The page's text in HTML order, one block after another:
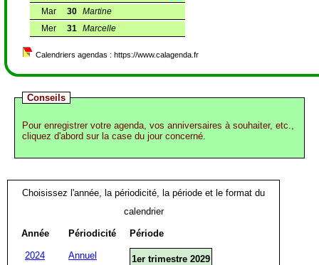
Mar
30 Martine
Mer
31 Marcelle
Calendriers agendas : https://www.calagenda.fr
Conseils
Pour enregistrer votre agenda, vos anniversaires à souhaiter, etc.,
cliquez d'abord sur la case du jour concerné.
Choisissez l'année, la périodicité, la période et le format du
calendrier
Année
2024
Périodicité
Annuel
Période
1er trimestre 2029